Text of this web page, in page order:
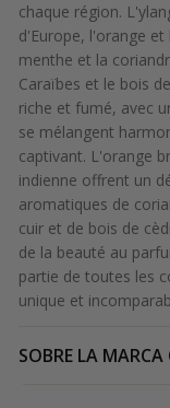
chaque région.
d'Europe, l'orange
menthe et la
Caraïbes et le bois
riche et fumé, avec
se mélangent
captivant. L'orange
indienne offrent un
aromatiques de
cuir et de bois de
de la beauté au
partie de toutes les
unique et
SOBRE LA MARCA